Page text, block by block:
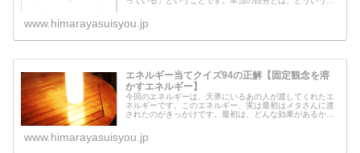
中です。４０歳になって、ようやく...
www.himarayasuisyou.jp
エネルギー当てクイズ94の正解【固定観念を溶
かすエネルギー】
今回のエネルギーは、天界にいるあの人が渡してくれたエ
ネルギーです。このエネルギー、実は最初はメタさんに渡
されたのがきっかけです。最初は、どんな効果があるかも
と、自分の中で何かが起っていました...
www.himarayasuisyou.jp